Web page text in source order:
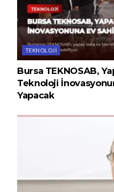
TEKNOLOJI
Bursa TEKNOSAB,
Teknoloji
Yapacak